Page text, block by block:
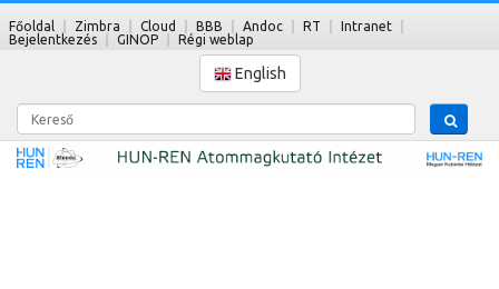
Főoldal Zimbra Cloud BBB Andoc RT
Intranet
Bejelentkezés
GINOP Régi weblap
English
Kereső